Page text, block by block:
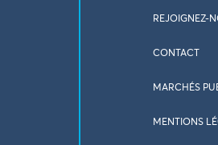
REJOIGNEZ-
CONTACT
MARCHÉS
MENTIONS